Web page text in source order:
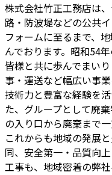
株式会社竹正工務店は
路・防波堤などの公共
フォームに至るまで、
んでおります。昭和54
皆様と共に歩んでまい
事・運送など幅広い事
技術力と豊富な経験を
た、グループとして廃
の入り口から廃棄まで
これからも地域の発展
同、安全第一・品質向
工事も、地域密着の弊